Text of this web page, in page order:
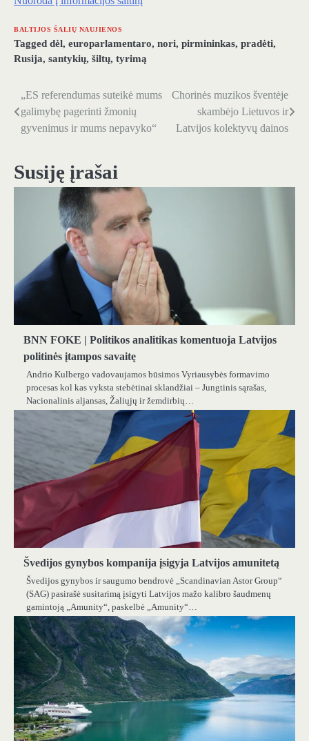
BALTIJOS ŠALIŲ NAUJIENOS
Tagged dėl, europarlamentaro, nori, pirmininkas, pradėti,
Rusija, santykių, šiltų, tyrimą
Navigacija
tarp
„ES referendumas suteikė mums
galimybę pagerinti žmonių
gyvenimus ir mums nepavyko“
Chorinės muzikos šventėje
skambėjo Lietuvos ir
Latvijos kolektyvų dainos
Susiję įrašai
BNN FOKE | Politikos analitikas komentuoja Latvijos
politinės įtampos savaitę
Andrio Kulbergo vadovaujamos būsimos Vyriausybės formavimo
procesas kol kas vyksta stebėtinai sklandžiai – Jungtinis sąrašas,
Nacionalinis aljansas, Žaliųjų ir žemdirbių…
Švedijos gynybos kompanija įsigyja Latvijos amunitetą
Švedijos gynybos ir saugumo bendrovė „Scandinavian Astor Group“
(SAG) pasirašė susitarimą įsigyti Latvijos mažo kalibro šaudmenų
gamintoją „Amunity“, paskelbė „Amunity“…